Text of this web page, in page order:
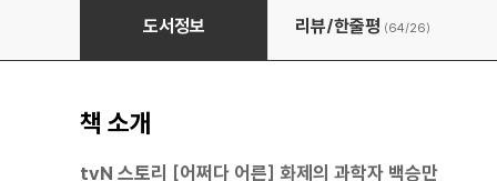
분자 조각가들
도서정보 리뷰/한줄평 (64/26)
책 소개
tvN 스토리 [어쩌다 어른] 화제의 과학자 백승만